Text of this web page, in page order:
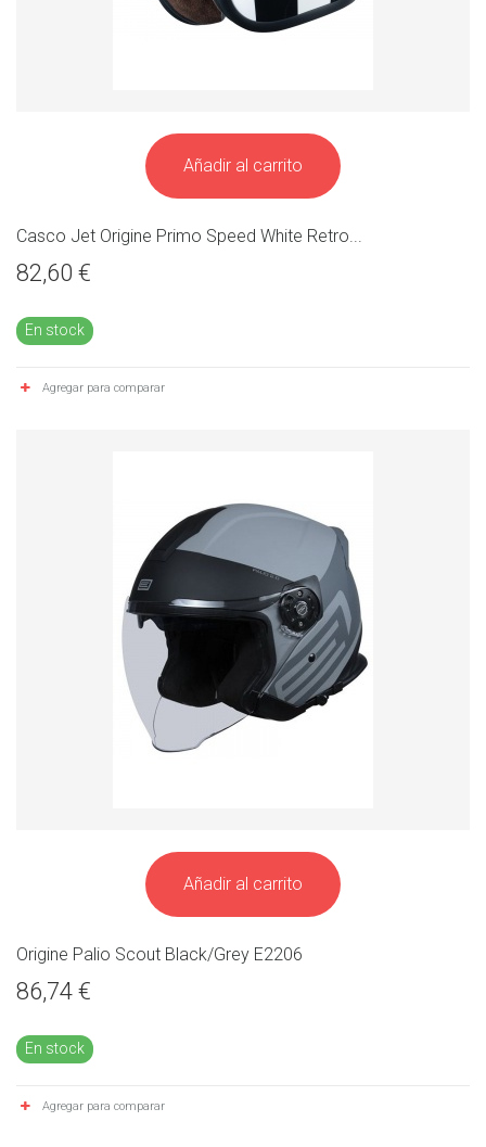
Añadir al carrito
Casco Jet Origine Primo Speed White Retro...
82,60 €
En stock
Agregar para comparar
Añadir al carrito
Origine Palio Scout Black/Grey E2206
86,74 €
En stock
Agregar para comparar